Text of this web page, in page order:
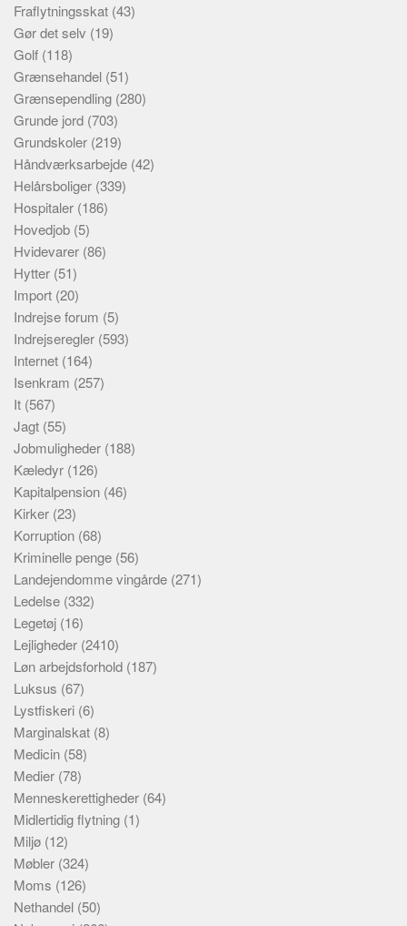
Fraflytningsskat (43)
Gør det selv (19)
Golf (118)
Grænsehandel (51)
Grænsependling (280)
Grunde jord (703)
Grundskoler (219)
Håndværksarbejde (42)
Helårsboliger (339)
Hospitaler (186)
Hovedjob (5)
Hvidevarer (86)
Hytter (51)
Import (20)
Indrejse forum (5)
Indrejseregler (593)
Internet (164)
Isenkram (257)
It (567)
Jagt (55)
Jobmuligheder (188)
Kæledyr (126)
Kapitalpension (46)
Kirker (23)
Korruption (68)
Kriminelle penge (56)
Landejendomme vingårde (271)
Ledelse (332)
Legetøj (16)
Lejligheder (2410)
Løn arbejdsforhold (187)
Luksus (67)
Lystfiskeri (6)
Marginalskat (8)
Medicin (58)
Medier (78)
Menneskerettigheder (64)
Midlertidig flytning (1)
Miljø (12)
Møbler (324)
Moms (126)
Nethandel (50)